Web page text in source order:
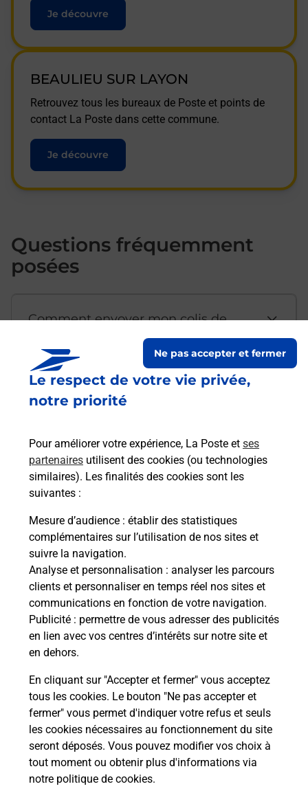
Le respect de votre vie privée,
notre priorité
Pour améliorer votre expérience, La Poste et ses
partenaires utilisent des cookies (ou technologies
similaires). Les finalités des cookies sont les
suivantes :
Mesure d’audience : établir des statistiques
complémentaires sur l’utilisation de nos sites et
suivre la navigation.
Analyse et personnalisation : analyser les parcours
clients et personnaliser en temps réel nos sites et
communications en fonction de votre navigation.
Publicité : permettre de vous adresser des publicités
en lien avec vos centres d’intérêts sur notre site et
en dehors.
En cliquant sur "Accepter et fermer" vous acceptez
tous les cookies. Le bouton "Ne pas accepter et
fermer" vous permet d'indiquer votre refus et seuls
les cookies nécessaires au fonctionnement du site
seront déposés. Vous pouvez modifier vos choix à
tout moment ou obtenir plus d'informations via
notre politique de cookies.
Ne pas accepter et fermer
Je découvre
BEAULIEU SUR LAYON
Retrouvez tous les bureaux de Poste et points de
contact La Poste dans cette commune.
Je découvre
Questions fréquemment
posées
Comment envoyer mon colis de
Est-il possible d’acheter un
emballage directement depuis un
Comment demander une
modification de livraison ?
Comment La Poste participe-t-elle
à votre sécurité au quotidien ?
Puis-je passer mon code de la route
avec La Poste et sous quelles
conditions ?
Localiser Liste Maine-et-Loire MONTILLIERS